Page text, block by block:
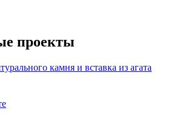
проекты
камня и вставка из агата